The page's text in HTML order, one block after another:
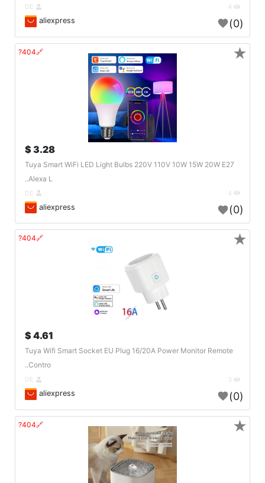
aliexpress (0)
🔗404?
3.28 $
Tuya Smart WiFi LED Light Bulbs 220V 110V 10W 15W 20W E27
Alexa L..
aliexpress (0)
★
🔗404?
4.61 $
Tuya Wifi Smart Socket EU Plug 16/20A Power Monitor Remote
Contro..
aliexpress (0)
★
🔗404? ★